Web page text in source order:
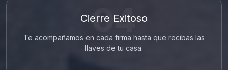
04
Cierre Exitoso
Te acompañamos en cada firma hasta que recibas las
llaves de tu casa.